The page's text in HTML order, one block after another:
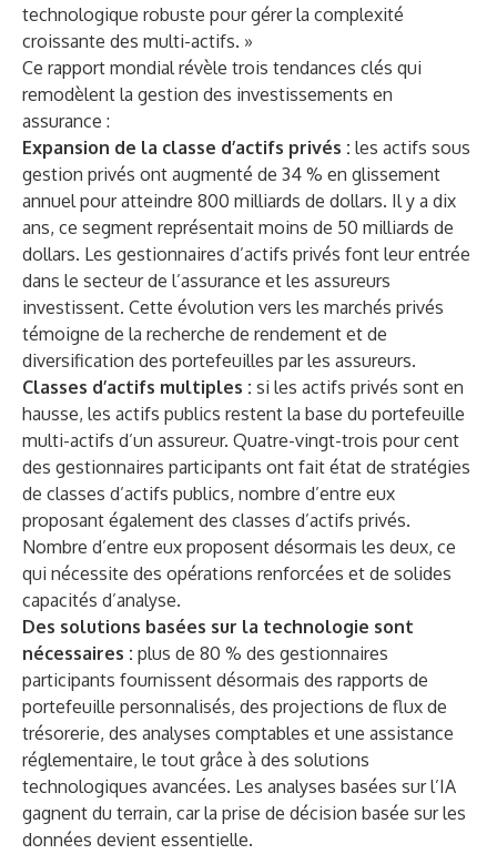
technologique robuste pour gérer la complexité
croissante des multi-actifs. »
Ce rapport mondial révèle trois tendances clés qui
remodèlent la gestion des investissements en
assurance :
Expansion de la classe d’actifs privés : les actifs sous
gestion privés ont augmenté de 34 % en glissement
annuel pour atteindre 800 milliards de dollars. Il y a dix
ans, ce segment représentait moins de 50 milliards de
dollars. Les gestionnaires d’actifs privés font leur entrée
dans le secteur de l’assurance et les assureurs
investissent. Cette évolution vers les marchés privés
témoigne de la recherche de rendement et de
diversification des portefeuilles par les assureurs.
Classes d’actifs multiples : si les actifs privés sont en
hausse, les actifs publics restent la base du portefeuille
multi-actifs d’un assureur. Quatre-vingt-trois pour cent
des gestionnaires participants ont fait état de stratégies
de classes d’actifs publics, nombre d’entre eux
proposant également des classes d’actifs privés.
Nombre d’entre eux proposent désormais les deux, ce
qui nécessite des opérations renforcées et de solides
capacités d’analyse.
Des solutions basées sur la technologie sont
nécessaires : plus de 80 % des gestionnaires
participants fournissent désormais des rapports de
portefeuille personnalisés, des projections de flux de
trésorerie, des analyses comptables et une assistance
réglementaire, le tout grâce à des solutions
technologiques avancées. Les analyses basées sur l’IA
gagnent du terrain, car la prise de décision basée sur les
données devient essentielle.